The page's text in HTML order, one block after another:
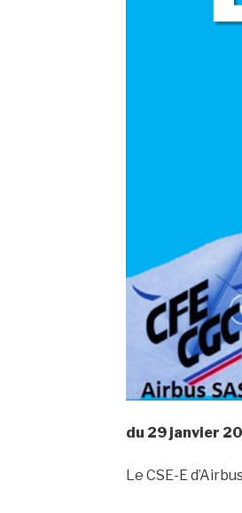
du 29 janvier
Le CSE-E